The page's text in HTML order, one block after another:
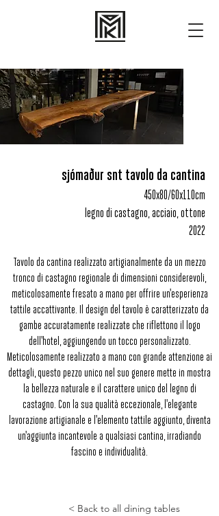
sjómaður snt tavolo da cantina
450x80/60x110cm
legno di castagno, acciaio, ottone
2022
Tavolo da cantina realizzato artigianalmente da un mezzo
tronco di castagno regionale di dimensioni considerevoli,
meticolosamente fresato a mano per offrire un'esperienza
tattile accattivante. Il design del tavolo è caratterizzato da
gambe accuratamente realizzate che riflettono il logo
dell'hotel, aggiungendo un tocco personalizzato.
Meticolosamente realizzato a mano con grande attenzione ai
dettagli, questo pezzo unico nel suo genere mette in mostra
la bellezza naturale e il carattere unico del legno di
castagno. Con la sua qualità eccezionale, l'elegante
lavorazione artigianale e l'elemento tattile aggiunto, diventa
un'aggiunta incantevole a qualsiasi cantina, irradiando
fascino e individualità.
< Back to all dining tables